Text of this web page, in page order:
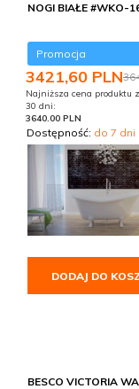
NOGI BIAŁE #WKO-
Promocja
3421,60 PLN
Najniższa cena produktu
30 dni:
3640.00 PLN
Dostępność: do 7 dni
DODAJ DO
BESCO VICTORIA